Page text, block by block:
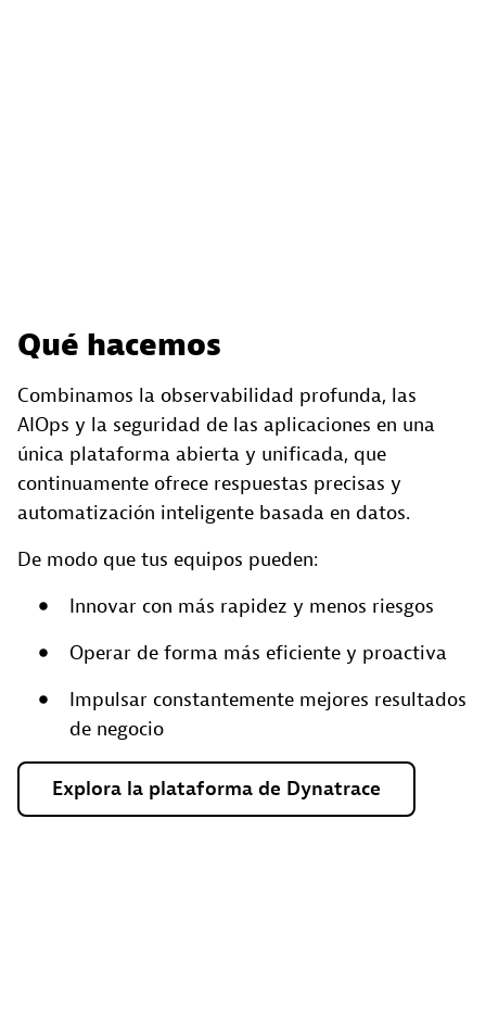
Qué hacemos
Combinamos la observabilidad profunda, las
AIOps y la seguridad de las aplicaciones en una
única plataforma abierta y unificada, que
continuamente ofrece respuestas precisas y
automatización inteligente basada en datos.
De modo que tus equipos pueden:
Innovar con más rapidez y menos riesgos
Operar de forma más eficiente y proactiva
Impulsar constantemente mejores resultados
de negocio
Explora la plataforma de Dynatrace